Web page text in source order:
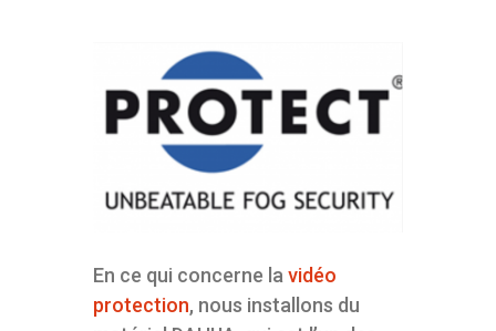
En ce qui concerne la vidéo
protection, nous installons du